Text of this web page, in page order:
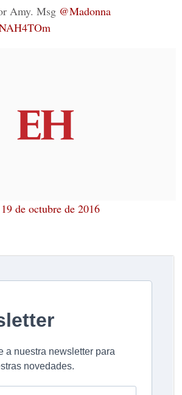
Amy. Msg @Madonna
19 de octubre de 2016